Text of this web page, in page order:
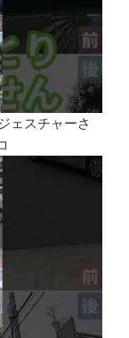
ェスチャーさ